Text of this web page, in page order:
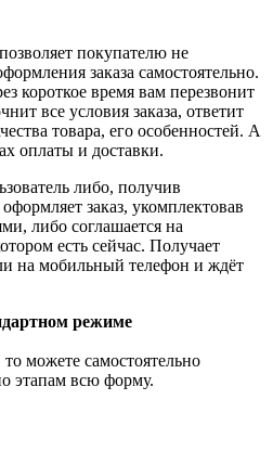
покупателю не
заказа самостоятельно.
короткое время вам перезвонит
все условия заказа, ответит
товара, его особенностей. А
оплаты и доставки.
либо, получив
заказ, укомплектовав
либо соглашается на
есть сейчас. Получает
на мобильный телефон и ждёт
режиме
можете самостоятельно
этапам всю форму.